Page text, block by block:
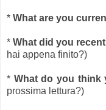
* What are you
* What did you
hai appena finito?)
* What do you think
prossima lettura?)